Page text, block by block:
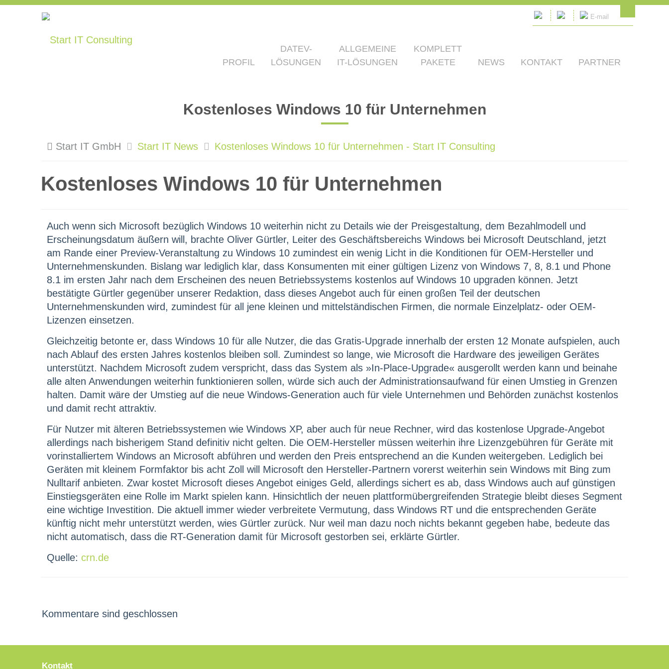
E-mail
PROFIL
DATEV-
LÖSUNGEN
ALLGEMEINE
IT-LÖSUNGEN
KOMPLETT
PAKETE
NEWS KONTAKT PARTNER
Kostenloses Windows 10 für Unternehmen
Start IT GmbH Start IT News Kostenloses Windows 10 für Unternehmen - Start IT Consulting
Kostenloses Windows 10 für Unternehmen
Auch wenn sich Microsoft bezüglich Windows 10 weiterhin nicht zu Details wie der Preisgestaltung, dem Bezahlmodell und
Erscheinungsdatum äußern will, brachte Oliver Gürtler, Leiter des Geschäftsbereichs Windows bei Microsoft Deutschland, jetzt
am Rande einer Preview-Veranstaltung zu Windows 10 zumindest ein wenig Licht in die Konditionen für OEM-Hersteller und
Unternehmenskunden. Bislang war lediglich klar, dass Konsumenten mit einer gültigen Lizenz von Windows 7, 8, 8.1 und Phone
8.1 im ersten Jahr nach dem Erscheinen des neuen Betriebssystems kostenlos auf Windows 10 upgraden können. Jetzt
bestätigte Gürtler gegenüber unserer Redaktion, dass dieses Angebot auch für einen großen Teil der deutschen
Unternehmenskunden wird, zumindest für all jene kleinen und mittelständischen Firmen, die normale Einzelplatz- oder OEM-
Lizenzen einsetzen.
Gleichzeitig betonte er, dass Windows 10 für alle Nutzer, die das Gratis-Upgrade innerhalb der ersten 12 Monate aufspielen, auch
nach Ablauf des ersten Jahres kostenlos bleiben soll. Zumindest so lange, wie Microsoft die Hardware des jeweiligen Gerätes
unterstützt. Nachdem Microsoft zudem verspricht, dass das System als »In-Place-Upgrade« ausgerollt werden kann und beinahe
alle alten Anwendungen weiterhin funktionieren sollen, würde sich auch der Administrationsaufwand für einen Umstieg in Grenzen
halten. Damit wäre der Umstieg auf die neue Windows-Generation auch für viele Unternehmen und Behörden zunächst kostenlos
und damit recht attraktiv.
Für Nutzer mit älteren Betriebssystemen wie Windows XP, aber auch für neue Rechner, wird das kostenlose Upgrade-Angebot
allerdings nach bisherigem Stand definitiv nicht gelten. Die OEM-Hersteller müssen weiterhin ihre Lizenzgebühren für Geräte mit
vorinstalliertem Windows an Microsoft abführen und werden den Preis entsprechend an die Kunden weitergeben. Lediglich bei
Geräten mit kleinem Formfaktor bis acht Zoll will Microsoft den Hersteller-Partnern vorerst weiterhin sein Windows mit Bing zum
Nulltarif anbieten. Zwar kostet Microsoft dieses Angebot einiges Geld, allerdings sichert es ab, dass Windows auch auf günstigen
Einstiegsgeräten eine Rolle im Markt spielen kann. Hinsichtlich der neuen plattformübergreifenden Strategie bleibt dieses Segment
eine wichtige Investition. Die aktuell immer wieder verbreitete Vermutung, dass Windows RT und die entsprechenden Geräte
künftig nicht mehr unterstützt werden, wies Gürtler zurück. Nur weil man dazu noch nichts bekannt gegeben habe, bedeute das
nicht automatisch, dass die RT-Generation damit für Microsoft gestorben sei, erklärte Gürtler.
Quelle: crn.de
Kommentare sind geschlossen
Kontakt